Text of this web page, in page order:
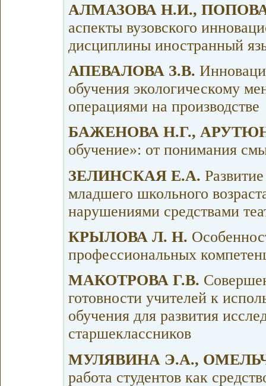
АЛМАЗОВА Н.И.,
аспекты вузовского
дисциплины иностранный
АПЕВАЛОВА З.В.
обучения экологическому
операциями на производстве
БАЖЕНОВА Н.Г.,
обучение»: от понимания
ЗЕЛИНСКАЯ Е.А.
младшего школьного
нарушениями средствами
КРЫЛОВА Л. Н.
профессиональных
МАКОТРОВА Г.В.
готовности учителей к
обучения для развития
старшеклассников
МУЛЯВИНА Э.А.,
работа студентов как